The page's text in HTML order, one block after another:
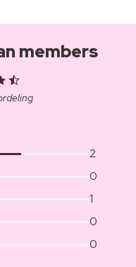
members
2
0
1
0
0